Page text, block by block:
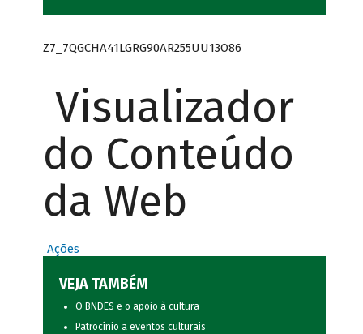
Z7_7QGCHA41LGRG90AR255UU13O86
Visualizador
do Conteúdo
da Web
Ações
VEJA TAMBÉM
O BNDES e o apoio à cultura
Patrocínio a eventos culturais